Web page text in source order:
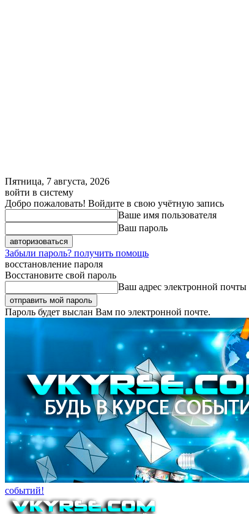
Пятница, 7 августа, 2026
войти в систему
Добро пожаловать! Войдите в свою учётную запись
Ваше имя пользователя
Ваш пароль
Забыли пароль? получить помощь
восстановление пароля
Восстановите свой пароль
Ваш адрес электронной почты
Пароль будет выслан Вам по электронной почте.
событий!